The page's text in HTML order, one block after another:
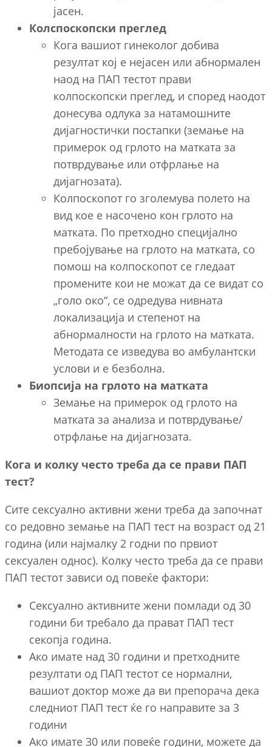
јасен.
Колспоскопски преглед
Кога вашиот гинеколог добива
резултат кој е нејасен или абнормален
наод на ПАП тестот прави
колпоскопски преглед, и според наодот
донесува одлука за натамошните
дијагностички постапки (земање на
примерок од грлото на матката за
потврдување или отфрлање на
дијагнозата).
Колпоскопот го зголемува полето на
вид кое е насочено кон грлото на
матката. По претходно специјално
пребојување на грлото на матката, со
помош на колпоскопот се гледаат
промените кои не можат да се видат со
„голо око“, се одредува нивната
локализација и степенот на
абнормалности на грлото на матката.
Методата се изведува во амбулантски
услови и е безболна.
Биопсија на грлото на матката
Земање на примерок од грлото на
матката за анализа и потврдување/
отрфлање на дијагнозата.
Кога и колку често треба да се прави ПАП
тест?
Сите сексуално активни жени треба да започнат
со редовно земање на ПАП тест на возраст од 21
година (или најмалку 2 годни по првиот
сексуален однос). Колку често треба да се прави
ПАП тестот зависи од повеќе фактори:
Сексуално активните жени помлади од 30
години би требало да прават ПАП тест
секопја година.
Aко имате над 30 години и претходните
резултати од ПАП тестот се нормални,
вашиот доктор може да ви препорача дека
следниот ПАП тест ќе го направите за 3
години
Ако имате 30 или повеќе години, можете да